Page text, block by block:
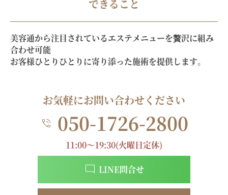
できること
美容通から注目されているエステメニューを贅沢に組み
合わせ可能
お客様ひとりひとりに寄り添った施術を提供します。
お気軽にお問い合わせください
050-1726-2800
11:00～19:30(火曜日定休)
LINE問合せ